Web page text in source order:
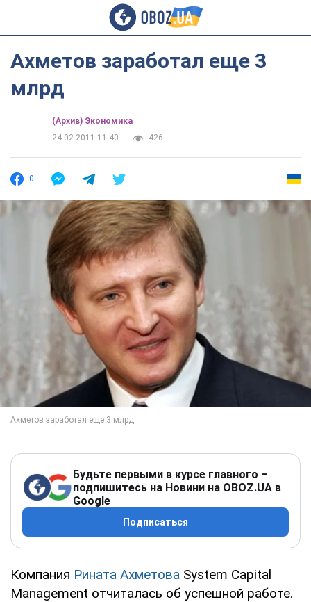
Ахметов заработал еще 3
млрд
(Архив) Экономика
24.02.2011 11:40
426
0
Будьте первыми в курсе главного –
подпишитесь на Новини на OBOZ.UA в
Google
Подписаться
Компания Рината Ахметова System Capital
Management отчиталась об успешной работе.